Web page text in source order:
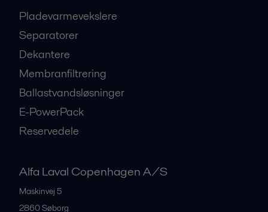
Pladevarmevekslere
Separatorer
Dekantere
Membranfiltrering
Ballastvandsløsninger
E-PowerPack
Reservedele
Alfa Laval Copenhagen A/S
Maskinvej 5
2860Søborg